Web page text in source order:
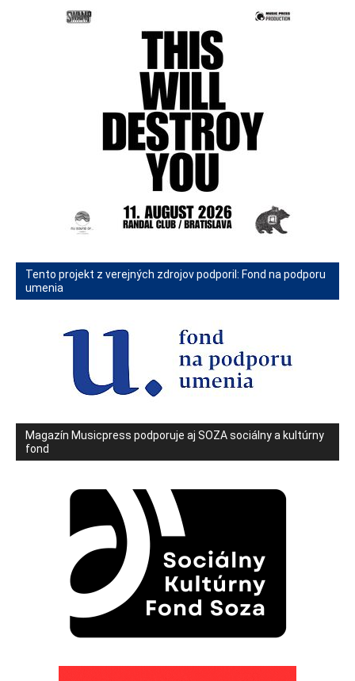
Tento projekt z verejných zdrojov podporil: Fond na podporu
umenia
Magazín Musicpress podporuje aj SOZA sociálny a kultúrny
fond